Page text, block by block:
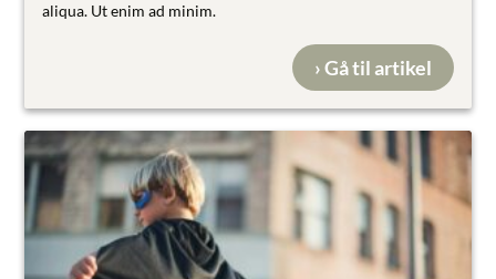
aliqua. Ut enim ad minim.
› Gå til artikel